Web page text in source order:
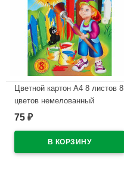
Цветной картон А4 8 листов 8
цветов немелованный
односторонний Лилия
75 ₽